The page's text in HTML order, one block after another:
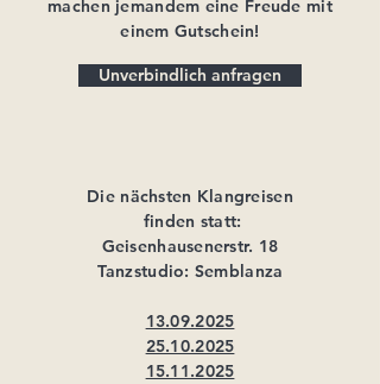
machen jemandem eine Freude mit
einem Gutschein!
Unverbindlich anfragen
Die nächsten Klangreisen
finden statt:
Geisenhausenerstr. 18
Tanzstudio: Semblanza
13.09.2025
25.10.2025
15.11.2025